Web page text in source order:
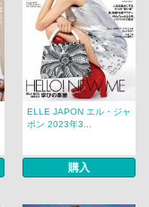
ELLE JAPON エル・ジャ
ポン 2023年3...
購入